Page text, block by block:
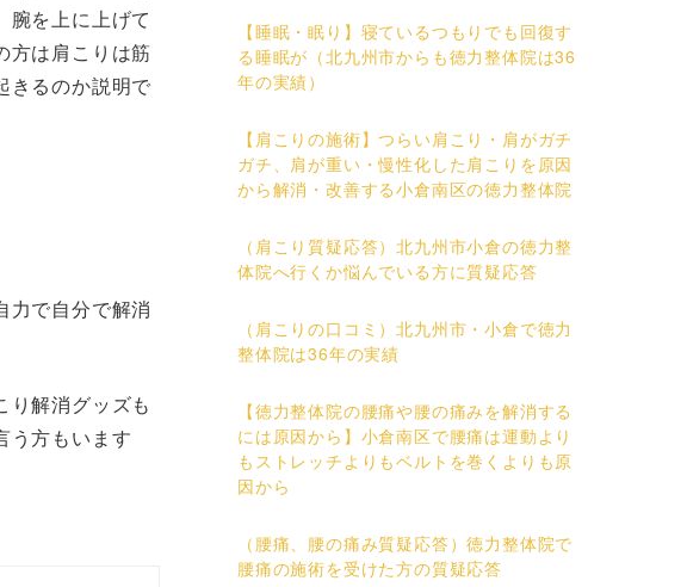
腕を上に上げて
方は肩こりは筋
きるのか説明で
力で自分で解消
り解消グッズも
う方もいます
【睡眠・眠り】寝ているつもりでも回復す
る睡眠が（北九州市からも徳力整体院は36
年の実績）
【肩こりの施術】つらい肩こり・肩がガチ
ガチ、肩が重い・慢性化した肩こりを原因
から解消・改善する小倉南区の徳力整体院
（肩こり質疑応答）北九州市小倉の徳力整
体院へ行くか悩んでいる方に質疑応答
（肩こりの口コミ）北九州市・小倉で徳力
整体院は36年の実績
【徳力整体院の腰痛や腰の痛みを解消する
には原因から】小倉南区で腰痛は運動より
もストレッチよりもベルトを巻くよりも原
因から
（腰痛、腰の痛み質疑応答）徳力整体院で
腰痛の施術を受けた方の質疑応答